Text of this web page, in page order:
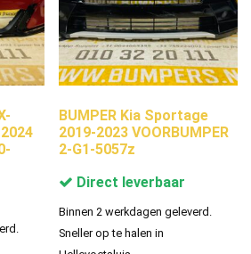
BUMPER Kia Sportage
2019-2023 VOORBUMPER
2-G1-5057z
Direct leverbaar
Binnen 2 werkdagen geleverd.
Sneller op te halen in